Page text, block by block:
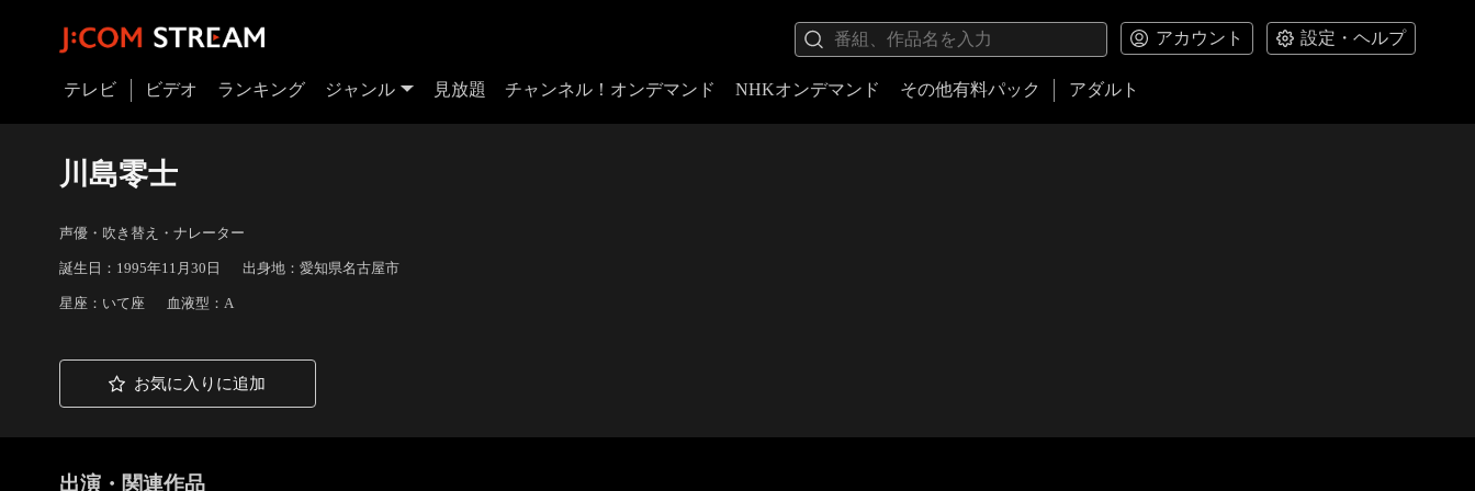
アカウント 設定・ヘルプ
テレビ ビデオ ランキング ジャンル 見放題 チャンネル！オンデマンド NHKオンデマンド その他有料パック アダルト
川島零士
声優・吹き替え・ナレーター
誕生日：1995年11月30日 出身地：愛知県名古屋市
星座：いて座 血液型：A
お気に入りに追加
出演・関連作品